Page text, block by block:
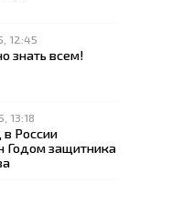
12:45
знать всем!
13:18
России
Годом защитника